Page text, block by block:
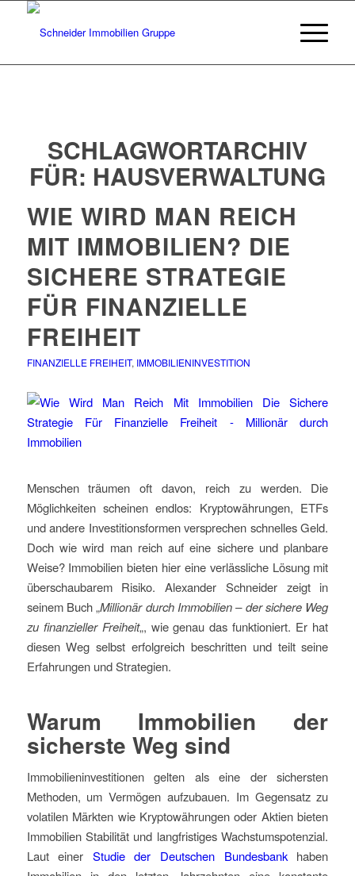
SCHLAGWORTARCHIV
FÜR: HAUSVERWALTUNG
WIE WIRD MAN REICH
MIT IMMOBILIEN? DIE
SICHERE STRATEGIE
FÜR FINANZIELLE
FREIHEIT
FINANZIELLE FREIHEIT, IMMOBILIENINVESTITION
Menschen träumen oft davon, reich zu werden. Die
Möglichkeiten scheinen endlos: Kryptowährungen, ETFs
und andere Investitionsformen versprechen schnelles Geld.
Doch wie wird man reich auf eine sichere und planbare
Weise? Immobilien bieten hier eine verlässliche Lösung mit
überschaubarem Risiko. Alexander Schneider zeigt in
seinem Buch „Millionär durch Immobilien – der sichere Weg
zu finanzieller Freiheit„, wie genau das funktioniert. Er hat
diesen Weg selbst erfolgreich beschritten und teilt seine
Erfahrungen und Strategien.
Warum Immobilien der
sicherste Weg sind
Immobilieninvestitionen gelten als eine der sichersten
Methoden, um Vermögen aufzubauen. Im Gegensatz zu
volatilen Märkten wie Kryptowährungen oder Aktien bieten
Immobilien Stabilität und langfristiges Wachstumspotenzial.
Laut einer Studie der Deutschen Bundesbankhaben